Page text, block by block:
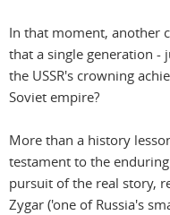
In that moment, another
that a single generation -
the USSR's crowning
Soviet empire?
More than a history
testament to the
pursuit of the real story,
Zygar ('one of Russia's